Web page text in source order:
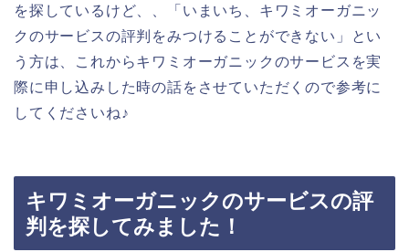
を探しているけど、、「いまいち、キワミオーガニッ
クのサービスの評判をみつけることができない」とい
う方は、これからキワミオーガニックのサービスを実
際に申し込みした時の話をさせていただくので参考に
してくださいね♪
キワミオーガニックのサービスの評
判を探してみました！